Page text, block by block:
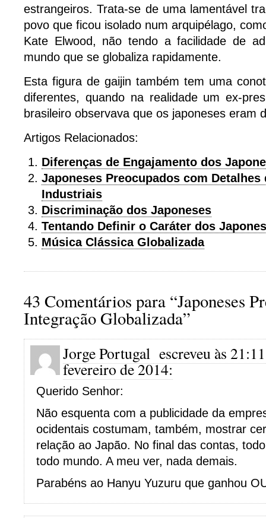
estrangeiros. Trata-se de uma lamentável
povo que ficou isolado num arquipélago,
Kate Elwood, não tendo a facilidade de
mundo que se globaliza rapidamente.
Esta figura de gaijin também tem uma
diferentes, quando na realidade um ex-
brasileiro observava que os japoneses eram
Artigos Relacionados:
Diferenças de Engajamento dos
Japoneses Preocupados com Detalhes
Industriais
Discriminação dos Japoneses
Tentando Definir o Caráter dos
Música Clássica Globalizada
43 Comentários para “Japoneses
Integração Globalizada”
Jorge Portugal escreveu às
fevereiro de 2014:
Querido Senhor:
Não esquenta com a publicidade da
ocidentais costumam, também, mostrar
relação ao Japão. No final das contas,
todo mundo. A meu ver, nada demais.
Parabéns ao Hanyu Yuzuru que ganhou